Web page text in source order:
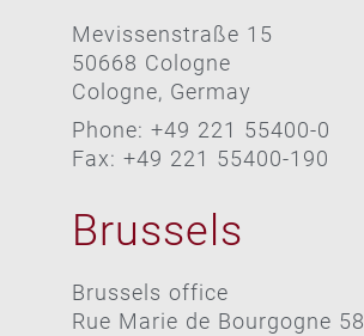
Mevissenstraße 15
50668 Cologne
Cologne, Germay
Phone: +49 221 55400-0
Fax: +49 221 55400-190
Brussels
Brussels office
Rue Marie de Bourgogne 58